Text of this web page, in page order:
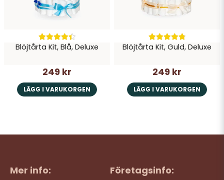
Blöjtårta Kit, Blå, Deluxe
249 kr
LÄGG I VARUKORGEN
Blöjtårta Kit, Guld, Deluxe
249 kr
LÄGG I VARUKORGEN
Mer info: Företagsinfo: